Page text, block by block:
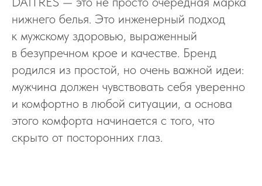
нижнего белья. Это инженерный подход
к мужскому здоровью, выраженный
в безупречном крое и качестве. Бренд
родился из простой, но очень важной идеи:
мужчина должен чувствовать себя уверенно
и комфортно в любой ситуации, а основа
этого комфорта начинается с того, что
скрыто от посторонних глаз.